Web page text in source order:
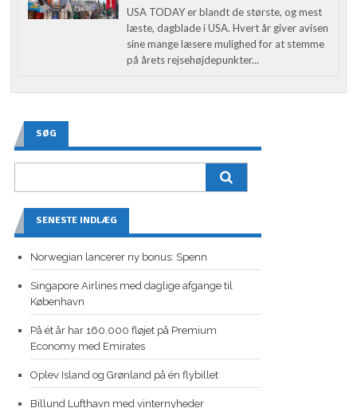
USA TODAY er blandt de største, og mest
læste, dagblade i USA. Hvert år giver avisen
sine mange læsere mulighed for at stemme
på årets rejsehøjdepunkter...
SØG
SENESTE INDLÆG
Norwegian lancerer ny bonus: Spenn
Singapore Airlines med daglige afgange til
København
På ét år har 160.000 fløjet på Premium
Economy med Emirates
Oplev Island og Grønland på én flybillet
Billund Lufthavn med vinternyheder